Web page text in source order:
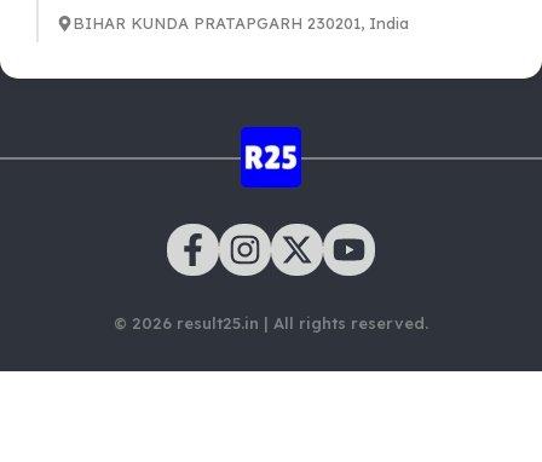
BIHAR KUNDA PRATAPGARH 230201, India
© 2026 result25.in | All rights reserved.